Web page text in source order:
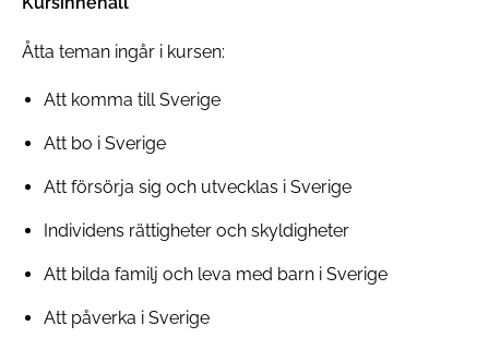
Åtta teman ingår i kursen:
Att komma till Sverige
Att bo i Sverige
Att försörja sig och utvecklas i Sverige
Individens rättigheter och skyldigheter
Att bilda familj och leva med barn i Sverige
Att påverka i Sverige